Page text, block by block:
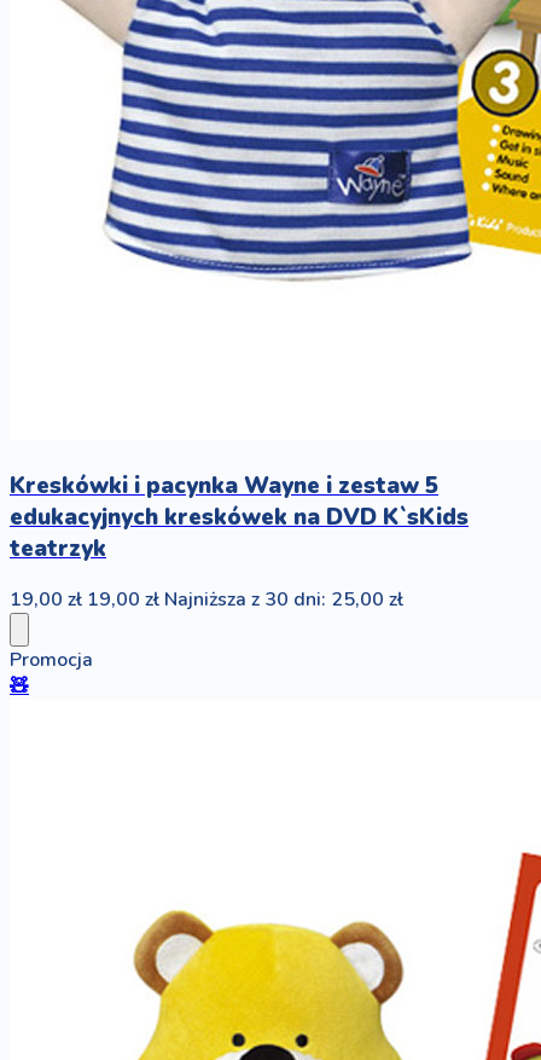
Kreskówki i pacynka Wayne i zestaw 5
edukacyjnych kreskówek na DVD K`sKids
teatrzyk
19,00 zł 19,00 zł Najniższa z 30 dni: 25,00 zł
Promocja
🧸